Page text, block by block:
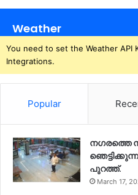
Weather
You need to set the Weather API
Integrations.
Popular
നഗരത്തെ
പുറത്ത്.
March 17,